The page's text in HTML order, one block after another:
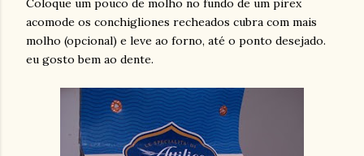
Coloque um pouco de molho no fundo de um pirex
acomode os conchigliones recheados cubra com mais
molho (opcional) e leve ao forno, até o ponto desejado.
eu gosto bem ao dente.